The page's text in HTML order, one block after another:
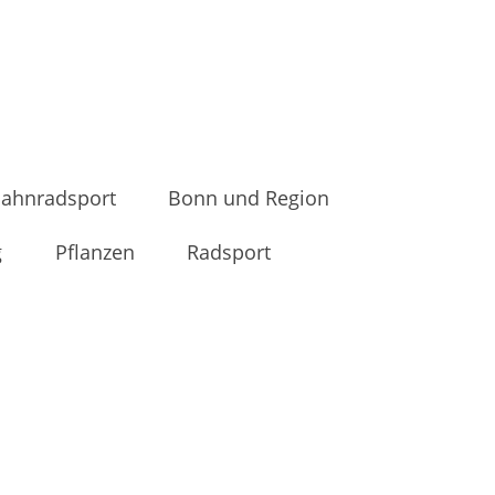
Bonn und Region
Pflanzen Radsport